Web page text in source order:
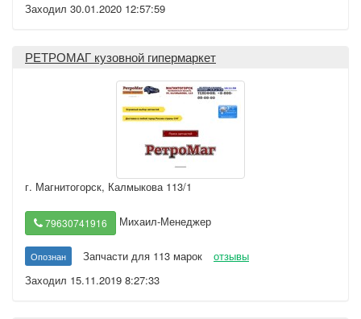
Заходил 30.01.2020 12:57:59
РЕТРОМАГ кузовной гипермаркет
г. Магнитогорск, Калмыкова 113/1
79630741916 Михаил-Менеджер
Опознан Запчасти для 113 марок
отзывы
Заходил 15.11.2019 8:27:33